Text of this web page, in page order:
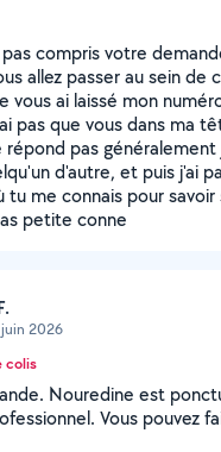
compris votre
allez passer au sein de
vous ai laissé mon
pas que vous dans ma
répond pas
d'autre, et puis j'ai
tu me connais pour savoir
petite conne
2026
colis
Nouredine est
Vous pouvez